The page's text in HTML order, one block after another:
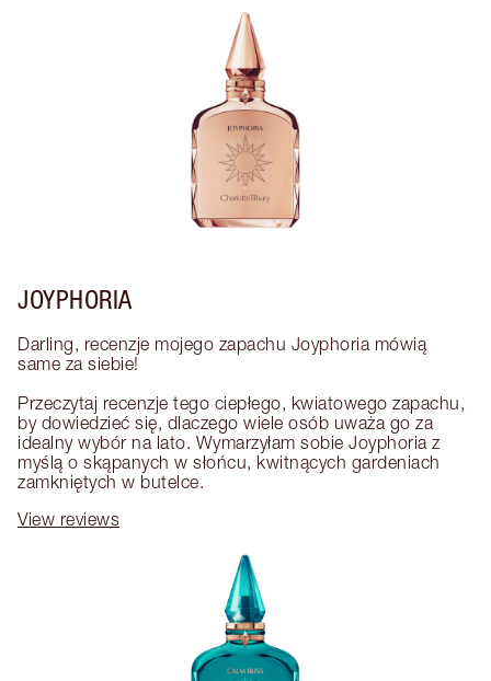
JOYPHORIA
Darling, recenzje mojego zapachu Joyphoria mówią
same za siebie!
Przeczytaj recenzje tego ciepłego, kwiatowego zapachu,
by dowiedzieć się, dlaczego wiele osób uważa go za
idealny wybór na lato. Wymarzyłam sobie Joyphoria z
myślą o skąpanych w słońcu, kwitnących gardeniach
zamkniętych w butelce.
View reviews